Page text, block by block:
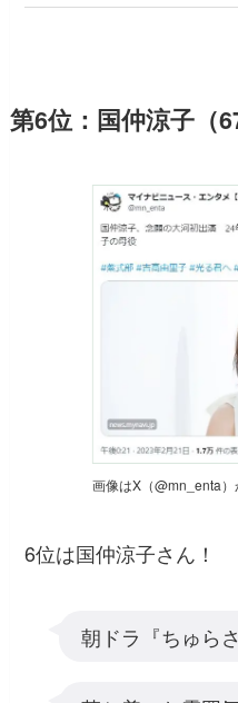
第6位：国仲涼子（
画像はX（@mn_enta）
6位は国仲涼子さん！
朝ドラ『ちゅら